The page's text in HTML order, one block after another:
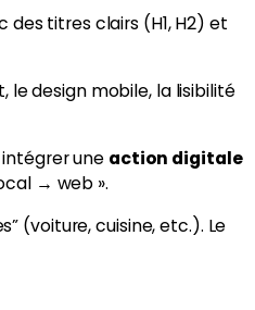
titres clairs (H1, H2) et
design mobile, la lisibilité
une action digitale
→ web ».
(voiture, cuisine, etc.). Le